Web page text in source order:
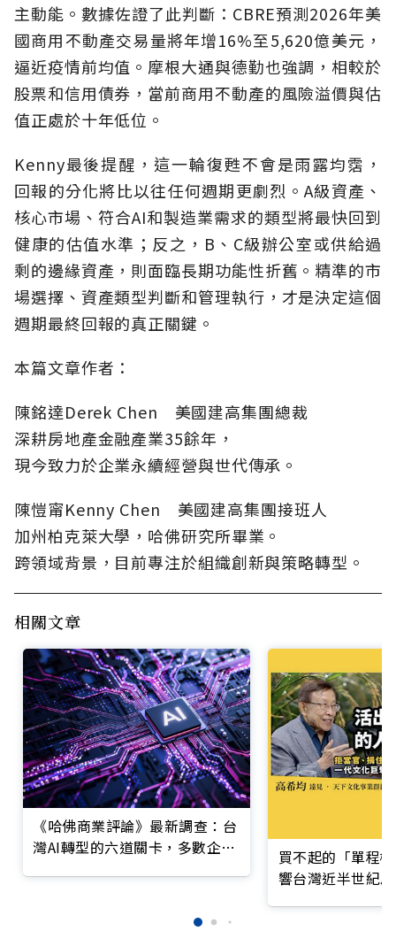
主動能。數據佐證了此判斷：CBRE預測2026年美
國商用不動產交易量將年增16%至5,620億美元，
逼近疫情前均值。摩根大通與德勤也強調，相較於
股票和信用債券，當前商用不動產的風險溢價與估
值正處於十年低位。
Kenny最後提醒，這一輪復甦不會是雨露均霑，
回報的分化將比以往任何週期更劇烈。A級資產、
核心市場、符合AI和製造業需求的類型將最快回到
健康的估值水準；反之，B、C級辦公室或供給過
剩的邊緣資產，則面臨長期功能性折舊。精準的市
場選擇、資產類型判斷和管理執行，才是決定這個
週期最終回報的真正關鍵。
本篇文章作者：
陳銘達Derek Chen 美國建高集團總裁
深耕房地產金融產業35餘年，
現今致力於企業永續經營與世代傳承。
陳愷甯Kenny Chen 美國建高集團接班人
加州柏克萊大學，哈佛研究所畢業。
跨領域背景，目前專注於組織創新與策略轉型。
相關文章
《哈佛商業評論》最新調查：台
灣AI轉型的六道關卡，多數企業
買不起的「單程
響台灣近半世紀